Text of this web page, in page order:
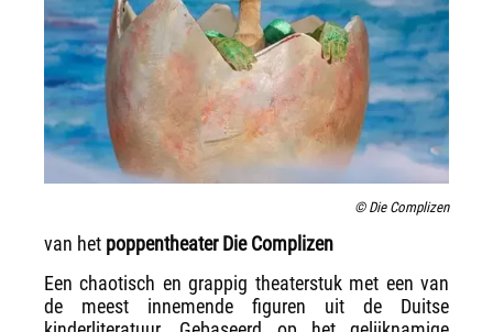
© Die Complizen
van het poppentheater Die Complizen
Een chaotisch en grappig theaterstuk met een van
de meest innemende figuren uit de Duitse